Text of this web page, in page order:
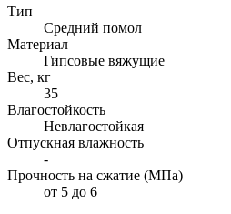
Тип
Средний помол
Материал
Гипсовые вяжущие
Вес, кг
35
Влагостойкость
Невлагостойкая
Отпускная влажность
-
Прочность на сжатие (МПа)
от 5 до 6